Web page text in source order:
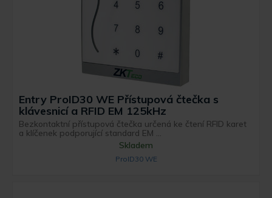
Entry ProID30 WE Přístupová čtečka s
klávesnicí a RFID EM 125kHz
Bezkontaktní přístupová čtečka určená ke čtení RFID karet
a klíčenek podporující standard EM ...
Skladem
ProID30 WE